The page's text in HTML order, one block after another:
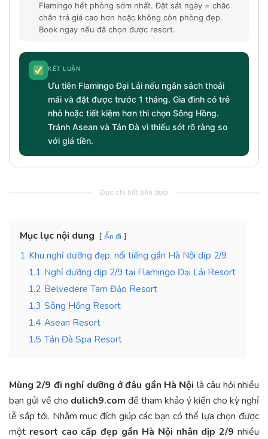
Flamingo hết phòng sớm nhất. Đặt sát ngày = chắc
chắn trả giá cao hơn hoặc không còn phòng đẹp.
Book ngay nếu đã chọn được resort.
KẾT LUẬN
Ưu tiên Flamingo Đại Lải nếu ngân sách thoải
mái và đặt được trước 1 tháng. Gia đình có trẻ
nhỏ hoặc tiết kiệm hơn thì chọn Sông Hồng.
Tránh Asean và Tản Đà vì thiếu sót rõ ràng so
với giá tiền.
Đọc chi tiết bên dưới
Mục lục nội dung Ẩn đi
1 Khu nghỉ dưỡng đẹp, nổi tiếng gần Hà Nội dịp 2/9
1.1 Nghỉ dưỡng dịp 2/9 tại Flamingo Đại Lải Resort
1.2 Belvedere Tam Đảo Resort
1.3 Sông Hồng Resort
1.4 Asean Resort
1.5 Tản Đà Spa Resort
Mùng 2/9 đi nghỉ dưỡng ở đâu gần Hà Nội là câu hỏi nhiều
bạn gửi về cho dulich9.com để tham khảo ý kiến cho kỳ nghỉ
lễ sắp tới. Nhằm mục đích giúp các bạn có thể lựa chọn được
một resort cao cấp đẹp gần Hà Nội nhân dịp 2/9 nhiều